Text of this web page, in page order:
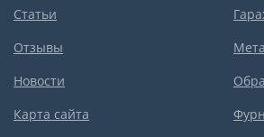
Статьи
Отзывы
Новости
Карта сайта